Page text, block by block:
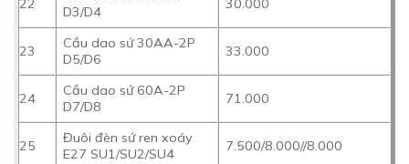
22
D3/D4
30.000
23
Cầu dao sứ 30AA-2P
D5/D6
33.000
24
Cầu dao sứ 60A-2P
D7/D8
71.000
25
Đuôi đèn sứ ren xoáy
E27 SU1/SU2/SU4
7.500/8.000//8.000